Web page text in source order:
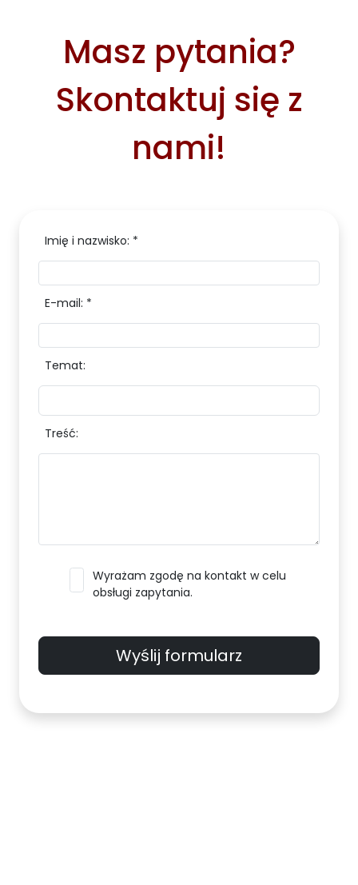
Masz pytania?
Skontaktuj się z
nami!
Imię i nazwisko: *
E-mail: *
Temat:
Treść:
Wyrażam zgodę na kontakt w celu
obsługi zapytania.
Wyślij formularz